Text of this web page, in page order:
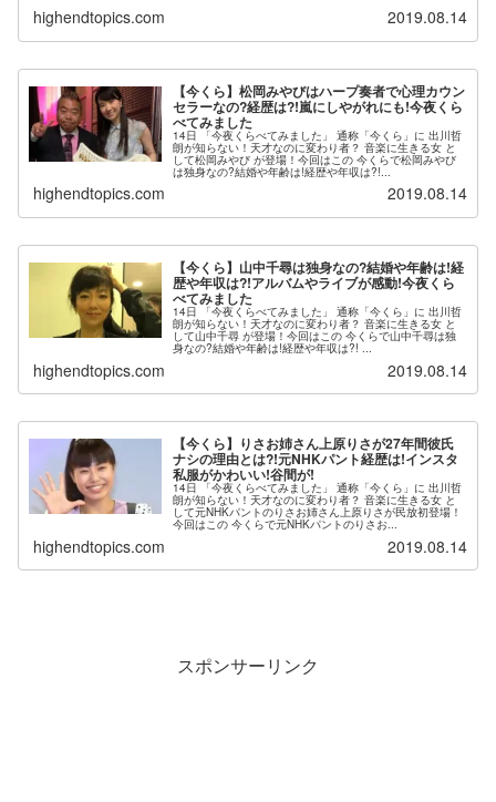
highendtopics.com 2019.08.14
【今くら】松岡みやびはハープ奏者で心理カウン
セラーなの?経歴は?!嵐にしやがれにも!今夜くら
べてみました
14日 「今夜くらべてみました」 通称「今くら」に 出川哲
朗が知らない！天才なのに変わり者？ 音楽に生きる女 と
して松岡みやび が登場！今回はこの 今くらで松岡みやび
は独身なの?結婚や年齢は!経歴や年収は?!...
highendtopics.com 2019.08.14
【今くら】山中千尋は独身なの?結婚や年齢は!経
歴や年収は?!アルバムやライブが感動!今夜くら
べてみました
14日 「今夜くらべてみました」 通称「今くら」に 出川哲
朗が知らない！天才なのに変わり者？ 音楽に生きる女 と
して山中千尋 が登場！今回はこの 今くらで山中千尋は独
身なの?結婚や年齢は!経歴や年収は?! ...
highendtopics.com 2019.08.14
【今くら】りさお姉さん上原りさが27年間彼氏
ナシの理由とは?!元NHKパント経歴は!インスタ
私服がかわいい!谷間が!
14日 「今夜くらべてみました」 通称「今くら」に 出川哲
朗が知らない！天才なのに変わり者？ 音楽に生きる女 と
して元NHKパントのりさお姉さん上原りさが民放初登場！
今回はこの 今くらで元NHKパントのりさお...
highendtopics.com 2019.08.14
スポンサーリンク